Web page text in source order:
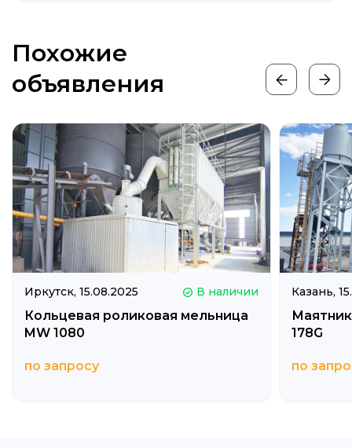
Похожие
объявления
Иркутск, 15.08.2025 В наличии
Кольцевая роликовая мельница
MW 1080
по запросу
Казань,
178G
по